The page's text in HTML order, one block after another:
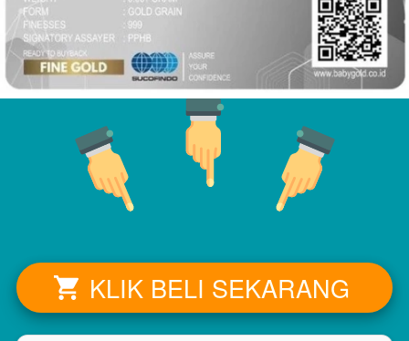
` KLIK BELI SEKARANG